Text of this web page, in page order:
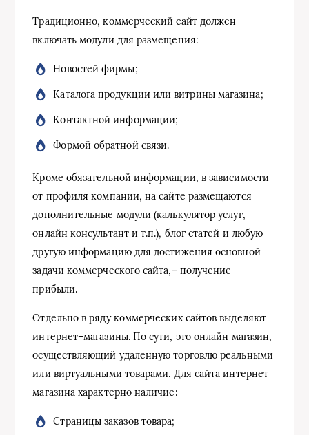
Традиционно, коммерческий сайт должен
включать модули для размещения:
Новостей фирмы;
Каталога продукции или витрины магазина;
Контактной информации;
Формой обратной связи.
Кроме обязательной информации, в зависимости
от профиля компании, на сайте размещаются
дополнительные модули (калькулятор услуг,
онлайн консультант и т.п.), блог статей и любую
другую информацию для достижения основной
задачи коммерческого сайта,– получение
прибыли.
Отдельно в ряду коммерческих сайтов выделяют
интернет–магазины. По сути, это онлайн магазин,
осуществляющий удаленную торговлю реальными
или виртуальными товарами. Для сайта интернет
магазина характерно наличие:
Страницы заказов товара;